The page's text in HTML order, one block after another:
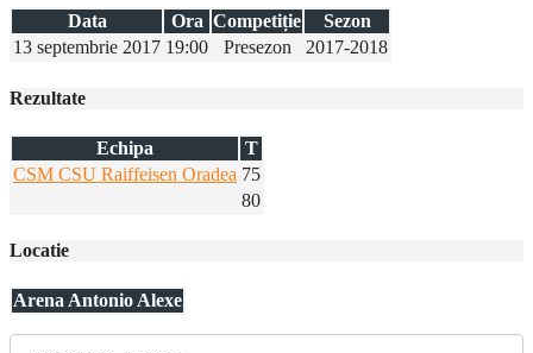
Data Ora Competiție
Sezon
13 septembrie 2017 19:00 Presezon 2017-2018
Rezultate
Echipa
T
CSM CSU Raiffeisen Oradea 75
80
Locatie
Arena Antonio Alexe